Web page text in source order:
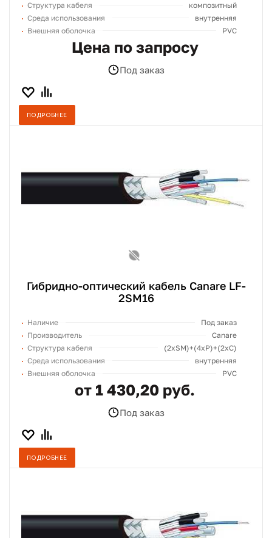
Структура кабеля
композитный
Среда использования
внутренняя
Внешняя оболочка
PVC
Цена по запросу
Под заказ
ПОДРОБНЕЕ
Гибридно-оптический кабель Canare LF-
2SM16
Наличие
Под заказ
Производитель
Canare
Структура кабеля
(2хSM)+(4xP)+(2xC)
Среда использования
внутренняя
Внешняя оболочка
PVC
от 1 430,20 руб.
Под заказ
ПОДРОБНЕЕ